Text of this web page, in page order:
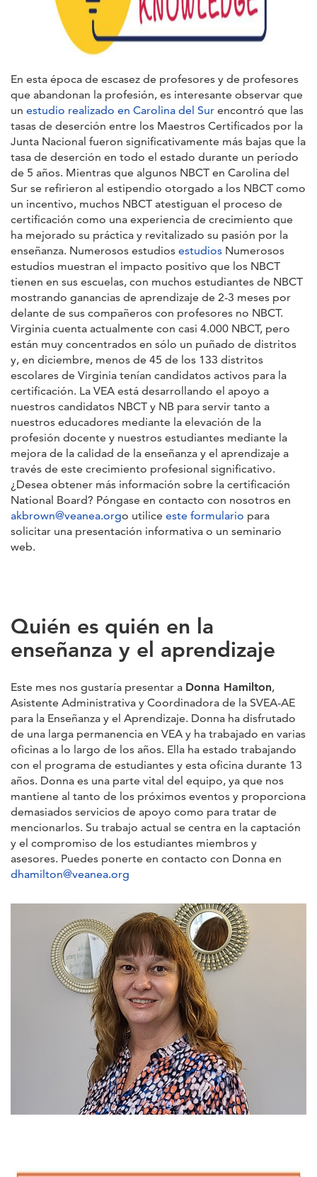
En esta época de escasez de profesores y de profesores
que abandonan la profesión, es interesante observar que
un estudio realizado en Carolina del Sur encontró que las
tasas de deserción entre los Maestros Certificados por la
Junta Nacional fueron significativamente más bajas que la
tasa de deserción en todo el estado durante un período
de 5 años. Mientras que algunos NBCT en Carolina del
Sur se refirieron al estipendio otorgado a los NBCT como
un incentivo, muchos NBCT atestiguan el proceso de
certificación como una experiencia de crecimiento que
ha mejorado su práctica y revitalizado su pasión por la
enseñanza. Numerosos estudios estudios Numerosos
estudios muestran el impacto positivo que los NBCT
tienen en sus escuelas, con muchos estudiantes de NBCT
mostrando ganancias de aprendizaje de 2-3 meses por
delante de sus compañeros con profesores no NBCT.
Virginia cuenta actualmente con casi 4.000 NBCT, pero
están muy concentrados en sólo un puñado de distritos
y, en diciembre, menos de 45 de los 133 distritos
escolares de Virginia tenían candidatos activos para la
certificación. La VEA está desarrollando el apoyo a
nuestros candidatos NBCT y NB para servir tanto a
nuestros educadores mediante la elevación de la
profesión docente y nuestros estudiantes mediante la
mejora de la calidad de la enseñanza y el aprendizaje a
través de este crecimiento profesional significativo.
¿Desea obtener más información sobre la certificación
National Board? Póngase en contacto con nosotros en
akbrown@veanea.orgo utilice este formulario para
solicitar una presentación informativa o un seminario
web.
Quién es quién en la
enseñanza y el aprendizaje
Este mes nos gustaría presentar a Donna Hamilton,
Asistente Administrativa y Coordinadora de la SVEA-AE
para la Enseñanza y el Aprendizaje. Donna ha disfrutado
de una larga permanencia en VEA y ha trabajado en varias
oficinas a lo largo de los años. Ella ha estado trabajando
con el programa de estudiantes y esta oficina durante 13
años. Donna es una parte vital del equipo, ya que nos
mantiene al tanto de los próximos eventos y proporciona
demasiados servicios de apoyo como para tratar de
mencionarlos. Su trabajo actual se centra en la captación
y el compromiso de los estudiantes miembros y
asesores. Puedes ponerte en contacto con Donna en
dhamilton@veanea.org